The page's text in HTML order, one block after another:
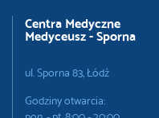
Centra Medyczne
Medyceusz - Sporna
ul. Sporna 83, Łódź
Godziny otwarcia: